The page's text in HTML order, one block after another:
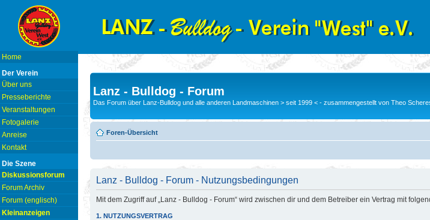
Home
Der Verein
Über uns
Presseberichte
Veranstaltungen
Fotogalerie
Anreise
Kontakt
Die Szene
Diskussionsforum
Forum Archiv
Forum (englisch)
Kleinanzeigen
Lanz - Bulldog - Forum
Das Forum über Lanz-Bulldog und alle anderen Landmaschinen > seit 1999 < - zusammengestellt von Theo
Foren-Übersicht
Lanz - Bulldog - Forum - Nutzungsbedingungen
Mit dem Zugriff auf „Lanz - Bulldog - Forum“ wird zwischen dir und dem Betreiber ein Vertrag mit
1. NUTZUNGSVERTRAG